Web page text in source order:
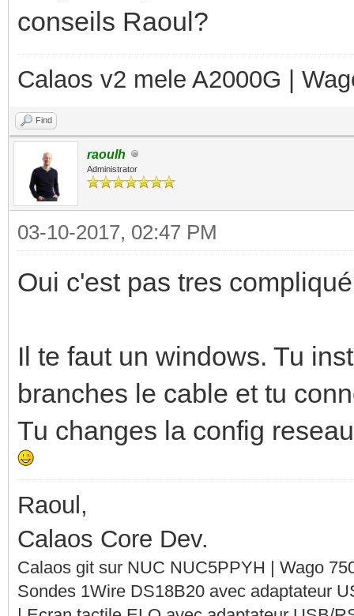
conseils Raoul?
Calaos v2 mele A2000G |
Find
raoulh
Administrator
03-10-2017, 02:47 PM
Oui c'est pas tres
Il te faut un windows. Tu
branches le cable et tu
Tu changes la config
Raoul,
Calaos Core Dev.
Calaos git sur NUC NUC5PPYH | Wago
Sondes 1Wire DS18B20 avec adaptateur